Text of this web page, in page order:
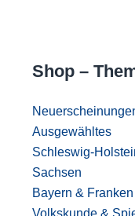
Shop –
Ausgewähltes
Schleswig-
Sachsen
Bayern & Franken